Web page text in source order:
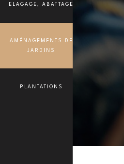
ELAGAGE, ABATTAGE
AMÉNAGEMENTS DE
JARDINS
PLANTATIONS